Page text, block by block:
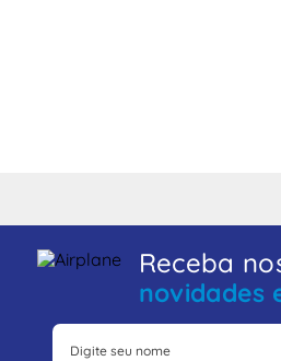
Receba
novidades